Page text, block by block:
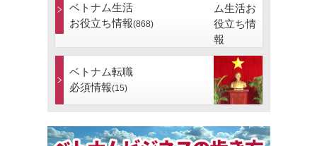
ベトナム生活
お役立ち情報(868)
ベトナム転職
必須情報(15)